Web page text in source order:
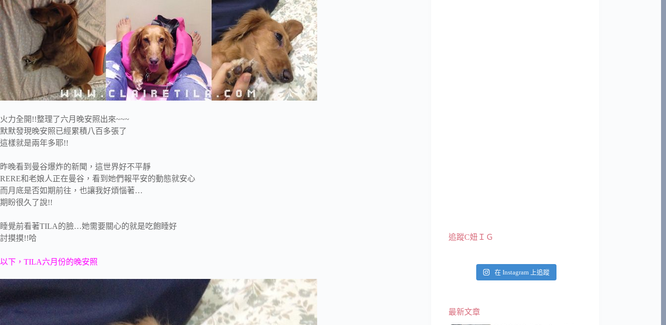
火力全開!!整理了六月晚安照出來~~~
默默發現晚安照已經累積八百多張了
這樣就是兩年多耶!!
昨晚看到曼谷爆炸的新聞，這世界好不平靜
RERE和老娘人正在曼谷，看到她們報平安的動態就安心
而月底是否如期前往，也讓我好煩惱著…
期盼很久了說!!
睡覺前看著TILA的臉…她需要關心的就是吃飽睡好
討摸摸!!哈
以下，TILA六月份的晚安照
追蹤C妞ＩＧ
在 Instagram 上追蹤
最新文章